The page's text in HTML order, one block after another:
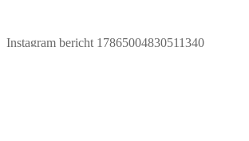
Instagram bericht 17865004830511340